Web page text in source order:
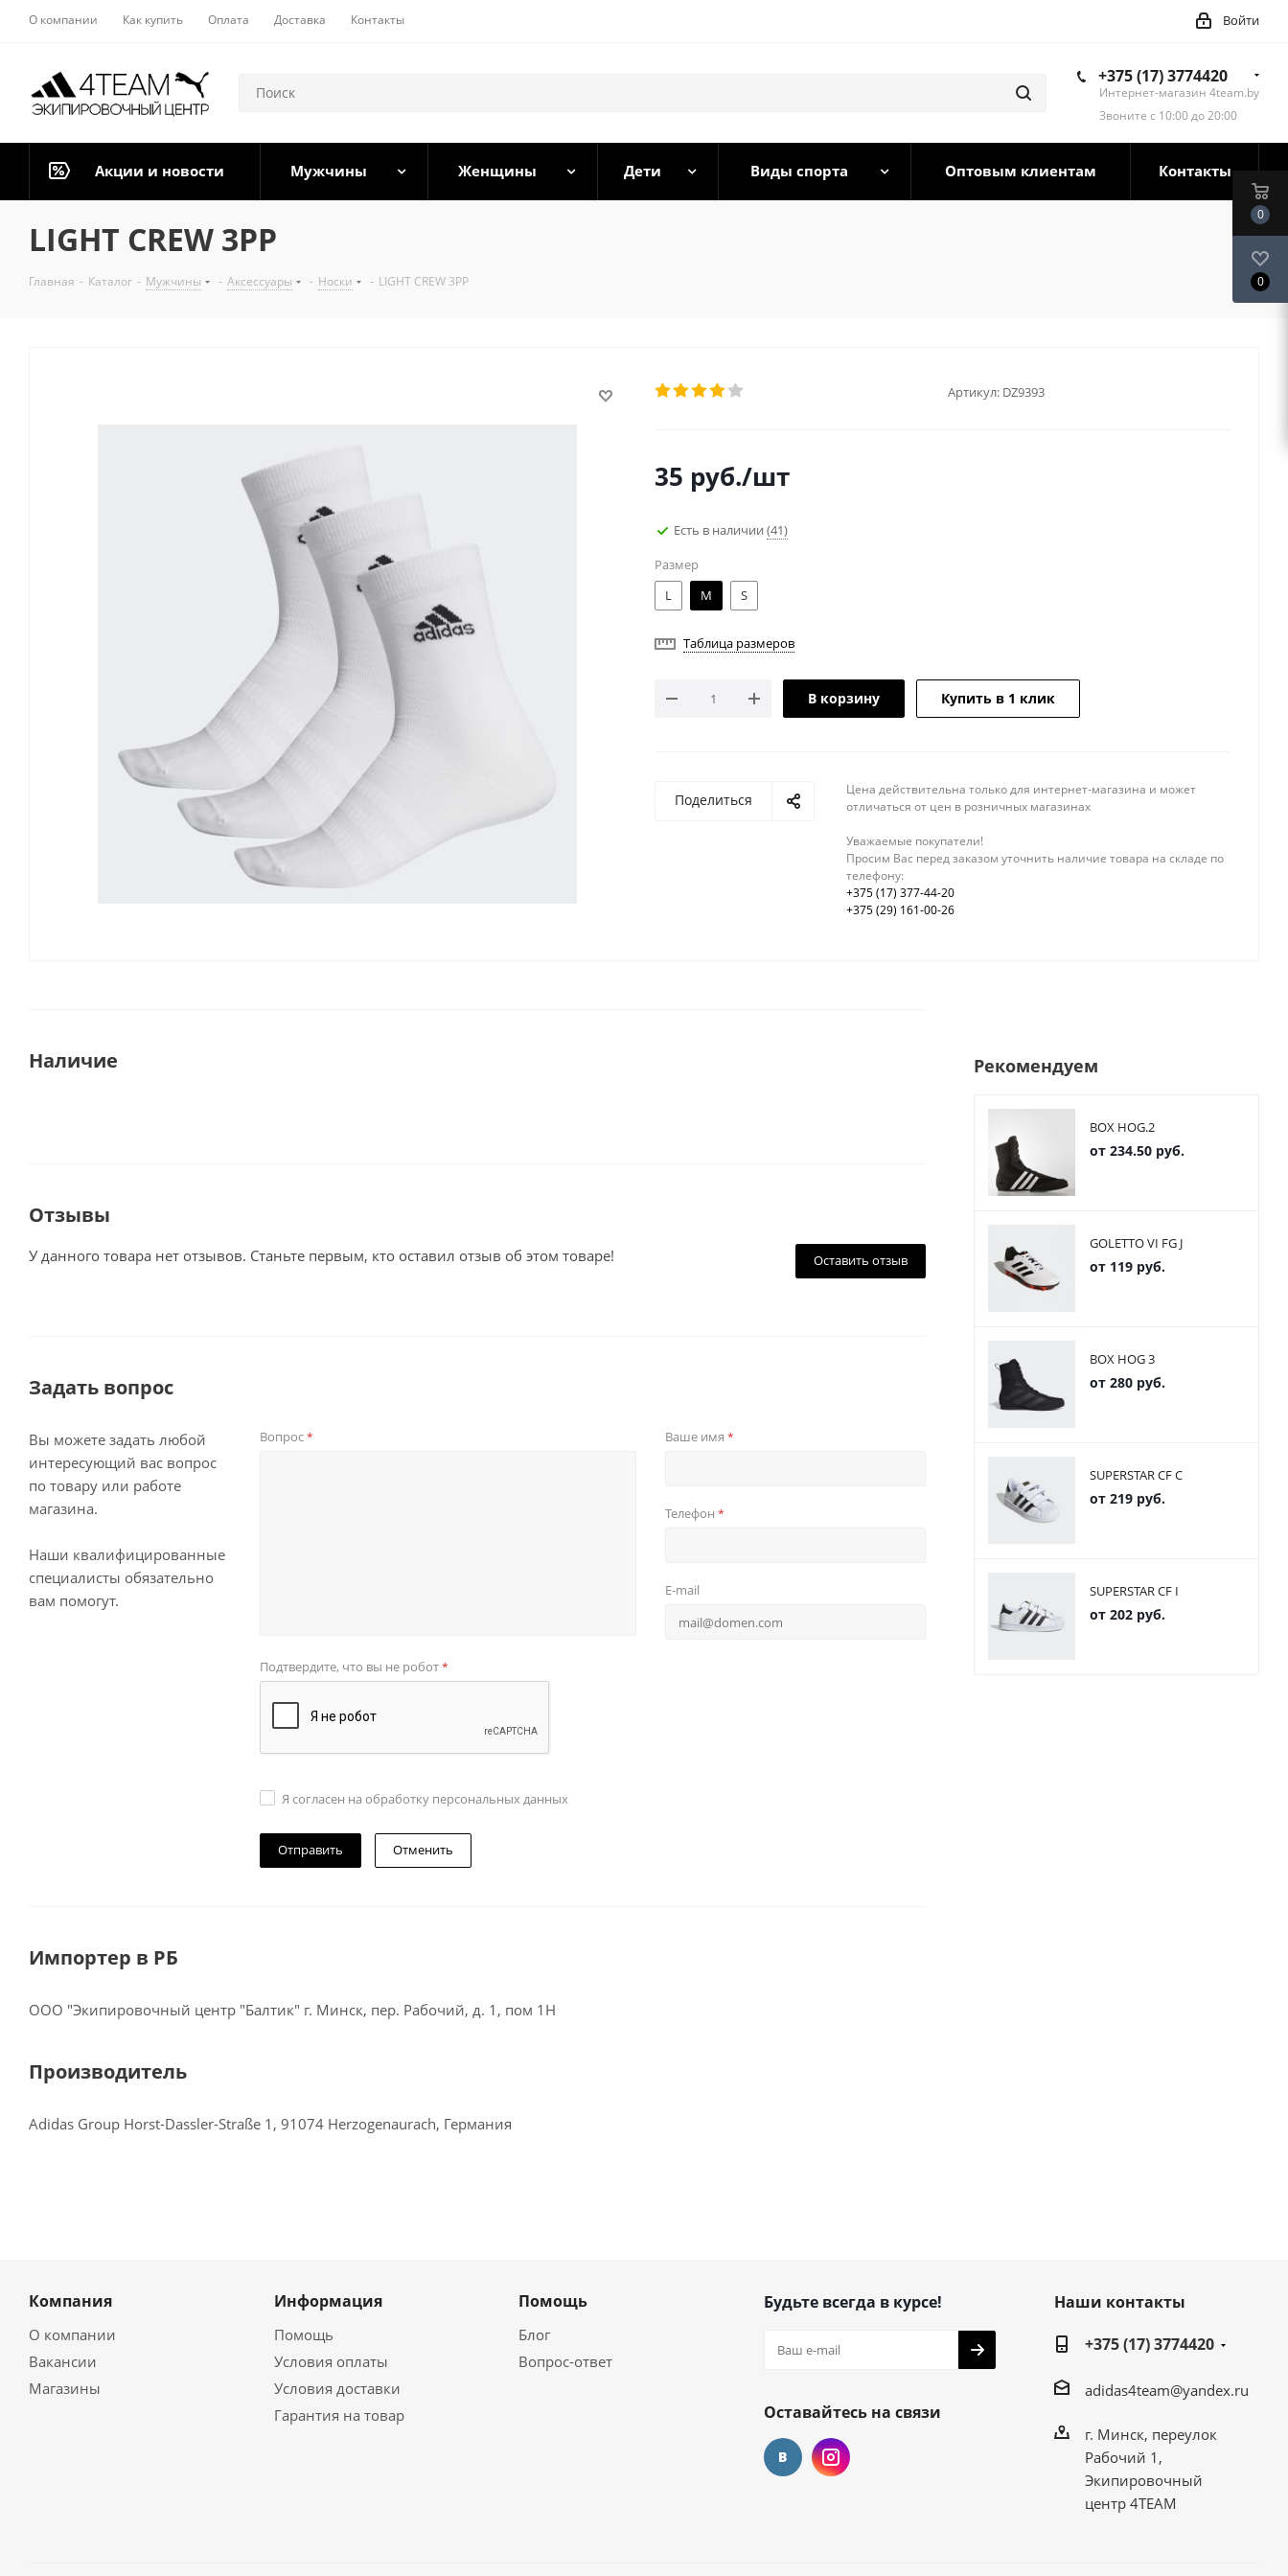
О компании Как купить Оплата Доставка Контакты Войти
+375 (17) 3774420
Интернет-магазин 4team.by
Звоните с 10:00 до 20:00
Акции и новости Мужчины Женщины Дети Виды спорта Оптовым клиентам Контакты
LIGHT CREW 3PP
Главная - Каталог - Мужчины - Аксессуары - Носки - LIGHT CREW 3PP
Артикул: DZ9393
35 руб./шт
Есть в наличии (41)
Размер
L
M S
Таблица размеров
В корзину Купить в 1 клик
Поделиться
Цена действительна только для интернет-магазина и может
отличаться от цен в розничных магазинах
Уважаемые покупатели!
Просим Вас перед заказом уточнить наличие товара на складе по
телефону:
+375 (17) 377-44-20
+375 (29) 161-00-26
Наличие
Отзывы
Оставить отзыв
У данного товара нет отзывов. Станьте первым, кто оставил отзыв об этом товаре!
Задать вопрос
Вы можете задать любой
интересующий вас вопрос
по товару или работе
магазина.
Наши квалифицированные
специалисты обязательно
вам помогут.
Вопрос* Ваше имя *
Телефон *
E-mail
Подтвердите, что вы не робот*
Я согласен на обработку персональных данных
Отменить
Импортер в РБ
ООО "Экипировочный центр "Балтик" г. Минск, пер. Рабочий, д. 1, пом 1Н
Производитель
Adidas Group Horst-Dassler-Straße 1, 91074 Herzogenaurach, Германия
Рекомендуем
BOX HOG.2
от 234.50 руб.
GOLETTO VI FG J
от 119 руб.
BOX HOG 3
от 280 руб.
SUPERSTAR CF C
от 219 руб.
SUPERSTAR CF I
от 202 руб.
Компания
О компании
Вакансии
Магазины
Информация
Помощь
Условия оплаты
Условия доставки
Гарантия на товар
Помощь
Блог
Вопрос-ответ
Будьте всегда в курсе!
Оставайтесь на связи
Наши контакты
+375 (17) 3774420
adidas4team@yandex.ru
г. Минск, переулок
Рабочий 1,
Экипировочный
центр 4TEAM
0
0